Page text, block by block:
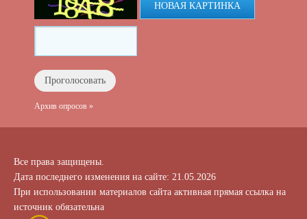
НОВАЯ КАРТИНКА
Архив опросов »
Все права защищены.
Дата последнего изменения на сайте: 21.05.2026
При использовании материалов сайта активная прямая ссылка на
источник обязательна